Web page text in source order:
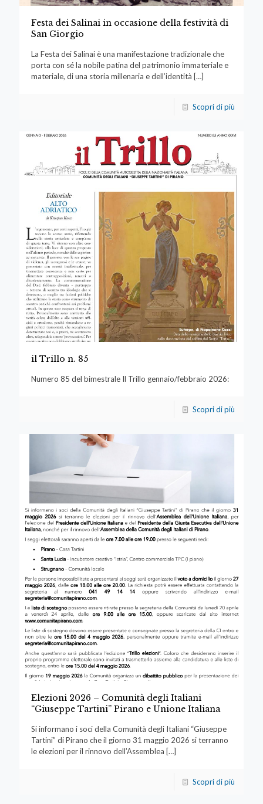
Festa dei Salinai in occasione della festività di
San Giorgio
La Festa dei Salinai è una manifestazione tradizionale che
porta con sé la nobile patina del patrimonio immateriale e
materiale, di una storia millenaria e dell’identità […]
Scopri di più
il Trillo n. 85
Numero 85 del bimestrale Il Trillo gennaio/febbraio 2026:
Scopri di più
Elezioni 2026 – Comunità degli Italiani
“Giuseppe Tartini” Pirano e Unione Italiana
Si informano i soci della Comunità degli Italiani “Giuseppe
Tartini” di Pirano che il giorno 31 maggio 2026 si terranno
le elezioni per il rinnovo dell’Assemblea […]
Scopri di più